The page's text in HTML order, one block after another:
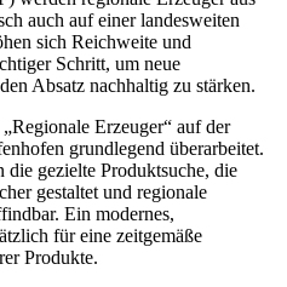
auch auf einer landesweiten
sich Reichweite und
Schritt, um neue
Absatz nachhaltig zu stärken.
Erzeuger“ auf der
grundlegend überarbeitet.
gezielte Produktsuche, die
gestaltet und regionale
Ein modernes,
für eine zeitgemäße
Produkte.